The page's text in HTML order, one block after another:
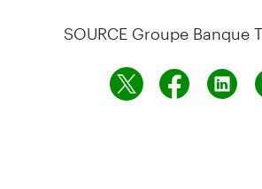
SOURCE Groupe Banque